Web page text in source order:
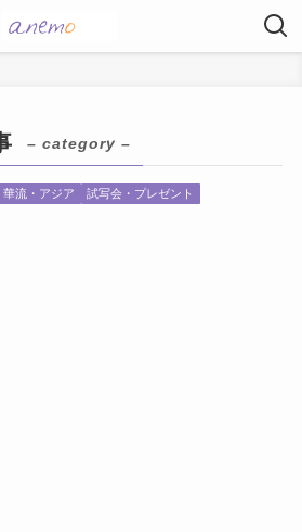
– category –
華流・アジア
試写会・プレゼント